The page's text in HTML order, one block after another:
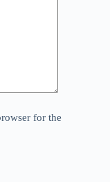
for the